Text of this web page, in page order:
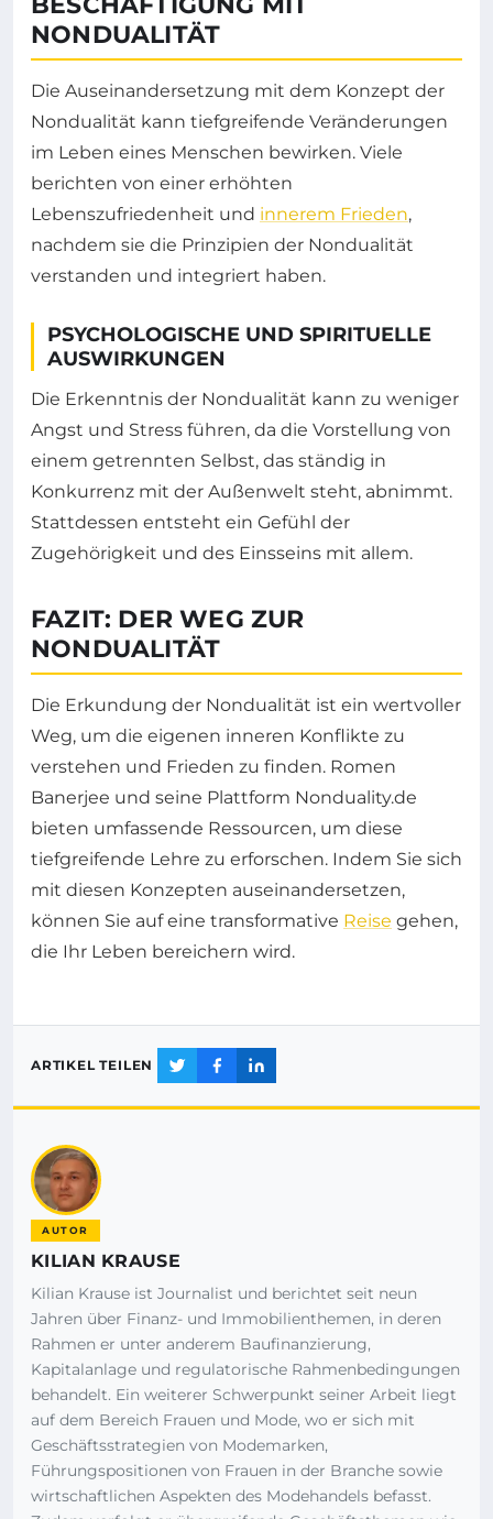
NONDUALITÄT
Die Auseinandersetzung mit dem Konzept der
Nondualität kann tiefgreifende Veränderungen
im Leben eines Menschen bewirken. Viele
berichten von einer erhöhten
Lebenszufriedenheit und innerem Frieden,
nachdem sie die Prinzipien der Nondualität
verstanden und integriert haben.
PSYCHOLOGISCHE UND SPIRITUELLE
AUSWIRKUNGEN
Die Erkenntnis der Nondualität kann zu weniger
Angst und Stress führen, da die Vorstellung von
einem getrennten Selbst, das ständig in
Konkurrenz mit der Außenwelt steht, abnimmt.
Stattdessen entsteht ein Gefühl der
Zugehörigkeit und des Einsseins mit allem.
FAZIT: DER WEG ZUR
NONDUALITÄT
Die Erkundung der Nondualität ist ein wertvoller
Weg, um die eigenen inneren Konflikte zu
verstehen und Frieden zu finden. Romen
Banerjee und seine Plattform Nonduality.de
bieten umfassende Ressourcen, um diese
tiefgreifende Lehre zu erforschen. Indem Sie sich
mit diesen Konzepten auseinandersetzen,
können Sie auf eine transformative Reise gehen,
die Ihr Leben bereichern wird.
ARTIKEL TEILEN
AUTOR
KILIAN KRAUSE
Kilian Krause ist Journalist und berichtet seit neun
Jahren über Finanz- und Immobilienthemen, in deren
Rahmen er unter anderem Baufinanzierung,
Kapitalanlage und regulatorische Rahmenbedingungen
behandelt. Ein weiterer Schwerpunkt seiner Arbeit liegt
auf dem Bereich Frauen und Mode, wo er sich mit
Geschäftsstrategien von Modemarken,
Führungspositionen von Frauen in der Branche sowie
wirtschaftlichen Aspekten des Modehandels befasst.